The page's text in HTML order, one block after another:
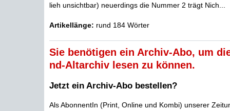
lieh unsichtbar) neuerdings die Nummer 2 trägt Nich...
Artikellänge: rund 184 Wörter
Sie benötigen ein Archiv-Abo, um
nd-Altarchiv lesen zu können.
Jetzt ein Archiv-Abo bestellen?
Als AbonnentIn (Print, Online und Kombi) unserer